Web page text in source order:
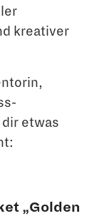
kreativer
dir etwas
„Golden